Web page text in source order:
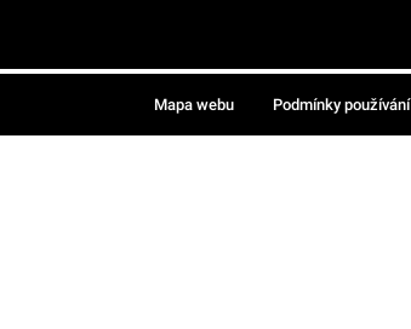
Mapa webu Podmínky používání